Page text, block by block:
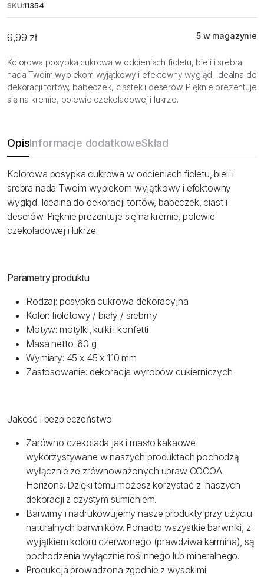
SKU:11354
9,99 zł 5 w magazynie
Kolorowa posypka cukrowa w odcieniach fioletu, bieli i srebra
nada Twoim wypiekom wyjątkowy i efektowny wygląd. Idealna do
dekoracji tortów, babeczek, ciastek i deserów. Pięknie prezentuje
się na kremie, polewie czekoladowej i lukrze.
OpisInformacje dodatkoweSkład
Kolorowa posypka cukrowa w odcieniach fioletu, bieli i
srebra nada Twoim wypiekom wyjątkowy i efektowny
wygląd. Idealna do dekoracji tortów, babeczek, ciast i
deserów. Pięknie prezentuje się na kremie, polewie
czekoladowej i lukrze.
Parametry produktu
Rodzaj: posypka cukrowa dekoracyjna
Kolor: fioletowy / biały / srebrny
Motyw: motylki, kulki i konfetti
Masa netto: 60 g
Wymiary: 45 x 45 x 110 mm
Zastosowanie: dekoracja wyrobów cukierniczych
Jakość i bezpieczeństwo
Zarówno czekolada jak i masło kakaowe
wykorzystywane w naszych produktach pochodzą
wyłącznie ze zrównoważonych upraw COCOA
Horizons. Dzięki temu możesz korzystać z naszych
dekoracji z czystym sumieniem.
Barwimy i nadrukowujemy nasze produkty przy użyciu
naturalnych barwników. Ponadto wszystkie barwniki, z
wyjątkiem koloru czerwonego (prawdziwa karmina), są
pochodzenia wyłącznie roślinnego lub mineralnego.
Produkcja prowadzona zgodnie z wysokimi